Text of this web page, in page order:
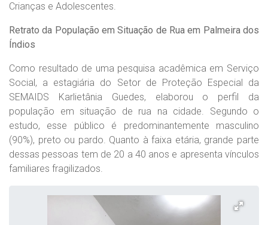
Crianças e Adolescentes.
Retrato da População em Situação de Rua em Palmeira dos
Índios
Como resultado de uma pesquisa acadêmica em Serviço
Social, a estagiária do Setor de Proteção Especial da
SEMAIDS Karlietânia Guedes, elaborou o perfil da
população em situação de rua na cidade. Segundo o
estudo, esse público é predominantemente masculino
(90%), preto ou pardo. Quanto à faixa etária, grande parte
dessas pessoas tem de 20 a 40 anos e apresenta vínculos
familiares fragilizados.